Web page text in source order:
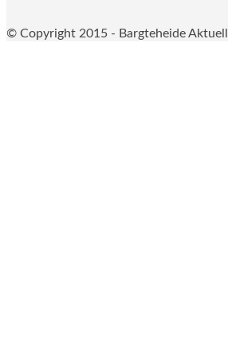
© Copyright 2015 - Bargteheide Aktuell